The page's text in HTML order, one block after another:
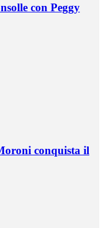
con Peggy
conquista il